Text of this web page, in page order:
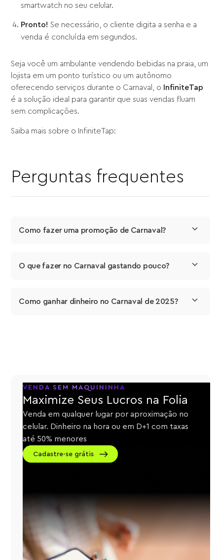
smartwatch no seu celular.
Pronto! Se necessário, o cliente digita a senha e a
venda é concluída em segundos.
Seja você um ambulante vendendo bebidas na praia, um
lojista em um ponto turístico ou um autônomo
oferecendo serviços durante o Carnaval, o
InfiniteTap
é a solução ideal para garantir que suas vendas fluam
sem complicações.
Saiba mais sobre o InfiniteTap:
Perguntas frequentes
Como fazer uma promoção de Carnaval?
O que fazer no Carnaval gastando pouco?
Como ganhar dinheiro no Carnaval de 2025?
VENDA SEM MAQUININHA
Maximize Seus Lucros na Folia
Venda em qualquer lugar por aproximação no
celular. Dinheiro na hora ou em D+1 com taxas
até 50% menores
Cadastre-se grátis